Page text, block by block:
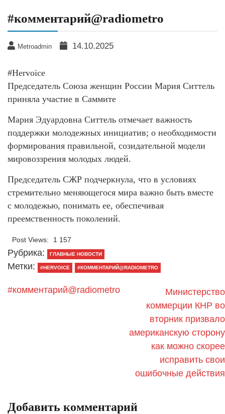
#комментарий@radiometro
Metroadmin 14.10.2025
#Hervoice
Председатель Союза женщин России Мария Ситтель
приняла участие в Саммите
Мария Эдуардовна Ситтель отмечает важность
поддержки молодежных инициатив; о необходимости
формирования правильной, созидательной модели
мировоззрения молодых людей.
Председатель СЖР подчеркнула, что в условиях
стремительно меняющегося мира важно быть вместе
с молодежью, понимать ее, обеспечивая
преемственность поколений.
Post Views: 1 157
Рубрика: ГЛАВНЫЕ НОВОСТИ
Метки: #HERVOICE #КОММЕНТАРИЙ@RADIOMETRO
#комментарий@radiometro
Министерство
коммерции КНР во
вторник призвало
американскую сторону
как можно скорее
исправить свои
ошибочные действия
Добавить комментарий